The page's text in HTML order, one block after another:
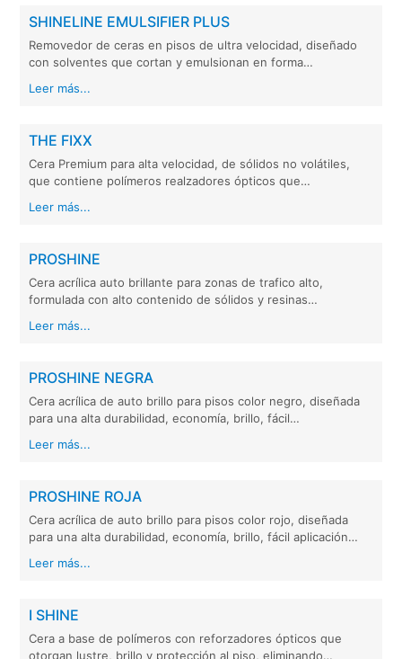
SHINELINE EMULSIFIER PLUS
Removedor de ceras en pisos de ultra velocidad, diseñado
con solventes que cortan y emulsionan en forma…
Leer más...
THE FIXX
Cera Premium para alta velocidad, de sólidos no volátiles,
que contiene polímeros realzadores ópticos que…
Leer más...
PROSHINE
Cera acrílica auto brillante para zonas de trafico alto,
formulada con alto contenido de sólidos y resinas…
Leer más...
PROSHINE NEGRA
Cera acrílica de auto brillo para pisos color negro, diseñada
para una alta durabilidad, economía, brillo, fácil…
Leer más...
PROSHINE ROJA
Cera acrílica de auto brillo para pisos color rojo, diseñada
para una alta durabilidad, economía, brillo, fácil aplicación…
Leer más...
I SHINE
Cera a base de polímeros con reforzadores ópticos que
otorgan lustre, brillo y protección al piso, eliminando…